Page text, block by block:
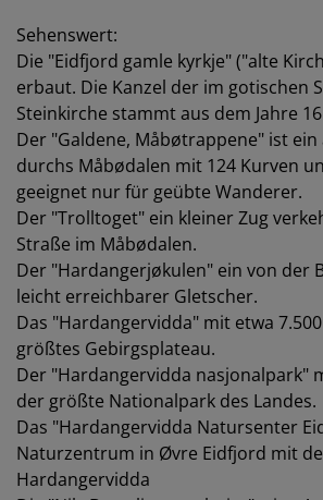
Sehenswert:
Die "Eidfjord gamle kyrkje" ("alte
erbaut. Die Kanzel der im gotischen
Steinkirche stammt aus dem Jahre
Der "Galdene, Måbøtrappene" ist
durchs Måbødalen mit 124 Kurven
geeignet nur für geübte Wanderer.
Der "Trolltoget" ein kleiner Zug
Straße im Måbødalen.
Der "Hardangerjøkulen" ein von der
leicht erreichbarer Gletscher.
Das "Hardangervidda" mit etwa
größtes Gebirgsplateau.
Der "Hardangervidda nasjonalpark"
der größte Nationalpark des Landes.
Das "Hardangervidda Natursenter
Naturzentrum in Øvre Eidfjord mit
Hardangervidda